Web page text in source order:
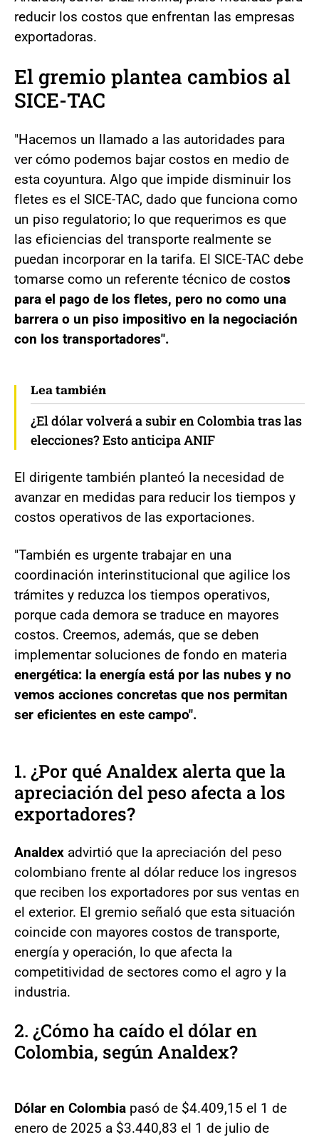
reducir los costos que enfrentan las empresas
exportadoras.
El gremio plantea cambios al
SICE-TAC
"Hacemos un llamado a las autoridades para
ver cómo podemos bajar costos en medio de
esta coyuntura. Algo que impide disminuir los
fletes es el SICE-TAC, dado que funciona como
un piso regulatorio; lo que requerimos es que
las eficiencias del transporte realmente se
puedan incorporar en la tarifa. El SICE-TAC debe
tomarse como un referente técnico de costos
para el pago de los fletes, pero no como una
barrera o un piso impositivo en la negociación
con los transportadores".
Lea también
¿El dólar volverá a subir en Colombia tras las
elecciones? Esto anticipa ANIF
El dirigente también planteó la necesidad de
avanzar en medidas para reducir los tiempos y
costos operativos de las exportaciones.
"También es urgente trabajar en una
coordinación interinstitucional que agilice los
trámites y reduzca los tiempos operativos,
porque cada demora se traduce en mayores
costos. Creemos, además, que se deben
implementar soluciones de fondo en materia
energética: la energía está por las nubes y no
vemos acciones concretas que nos permitan
ser eficientes en este campo".
1. ¿Por qué Analdex alerta que la
apreciación del peso afecta a los
exportadores?
Analdex advirtió que la apreciación del peso
colombiano frente al dólar reduce los ingresos
que reciben los exportadores por sus ventas en
el exterior. El gremio señaló que esta situación
coincide con mayores costos de transporte,
energía y operación, lo que afecta la
competitividad de sectores como el agro y la
industria.
2. ¿Cómo ha caído el dólar en
Colombia, según Analdex?
Dólar en Colombia pasó de $4.409,15 el 1 de
enero de 2025 a $3.440,83 el 1 de julio de